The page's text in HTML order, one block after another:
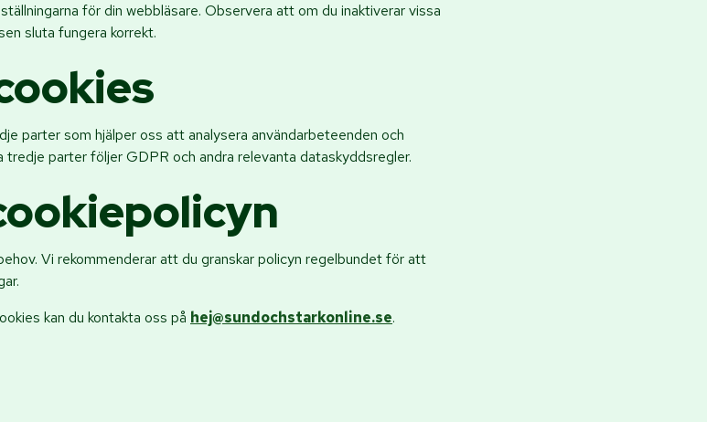
för din webbläsare. Observera att om du inaktiverar vissa
sluta fungera korrekt.
parter som hjälper oss att analysera användarbeteenden och
parter följer GDPR och andra relevanta dataskyddsregler.
Vi rekommenderar att du granskar policyn regelbundet för att
kan du kontakta oss på hej@sundochstarkonline.se.